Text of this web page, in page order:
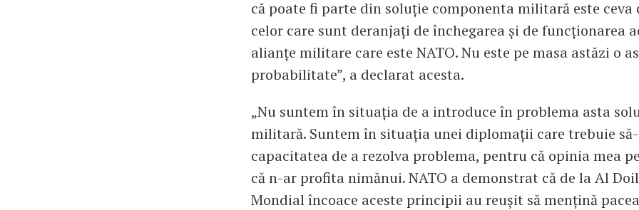
că poate fi parte din soluție componenta militară este ceva
celor care sunt deranjați de închegarea și de funcționarea
alianțe militare care este NATO. Nu este pe masa astăzi o
probabilitate”, a declarat acesta.
„Nu suntem în situația de a introduce în problema asta
militară. Suntem în situația unei diplomații care trebuie
capacitatea de a rezolva problema, pentru că opinia mea
că n-ar profita nimănui. NATO a demonstrat că de la Al
Mondial încoace aceste principii au reușit să mențină